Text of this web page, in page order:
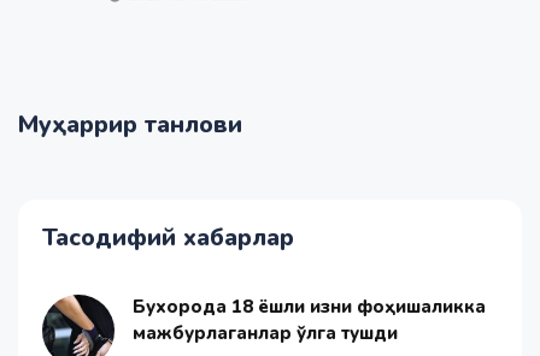
Муҳаррир танлови
Тасодифий хабарлар
Бухорода 18 ёшли қизни фоҳишаликка
мажбурлаганлар қўлга тушди